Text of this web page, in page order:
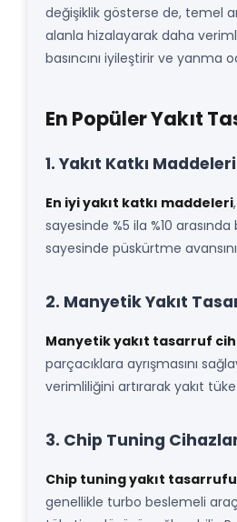
değişiklik gösterse de, temel
alanla hizalayarak daha
basıncını iyileştirir ve yanma
En Popüler Yakıt
1. Yakıt Katkı Maddeleri
En iyi yakıt katkı maddeleri
sayesinde %5 ila %10
sayesinde püskürtme
2. Manyetik Yakıt
Manyetik yakıt tasarruf
parçacıklara ayrışmasını
verimliliğini artırarak yakıt
3. Chip Tuning
Chip tuning yakıt tasarrufu
genellikle turbo beslemeli